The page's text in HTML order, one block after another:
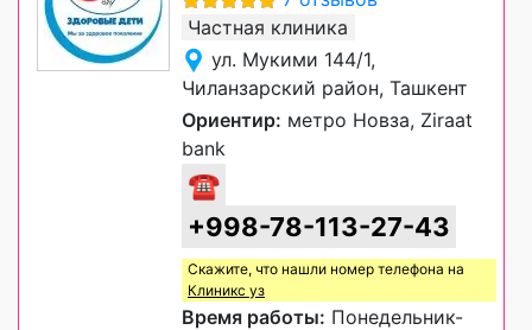
Частная клиника
ул. Мукими 144/1,
Чиланзарский район, Ташкент
Ориентир: метро Новза, Ziraat
bank
☎
+998-78-113-27-43
Скажите, что нашли номер телефона на
Клиникс уз
Время работы: Понедельник-